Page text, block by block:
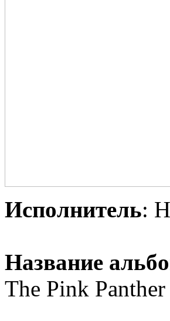
Испoлнитeль:
Нaзвaниe
The Pink